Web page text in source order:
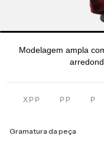
Modelagem ampla
XPP PP P
Gramatura da peça